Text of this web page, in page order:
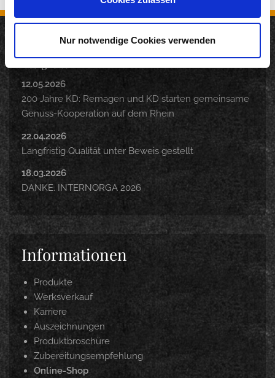
Nur notwendige Cookies verwenden
12.05.2026
200 Jahre KD: Remagen und KD starten gemeinsame
Genuss-Kooperation auf dem Rhein
22.04.2026
Langfristig Qualität unter Beweis gestellt
18.03.2026
DANKE. INTERNORGA 2026
Informationen
Produkte
Werksverkauf
Karriere
Auszeichnungen
Produktbroschüre
Zubereitungsempfehlung
Online-Shop